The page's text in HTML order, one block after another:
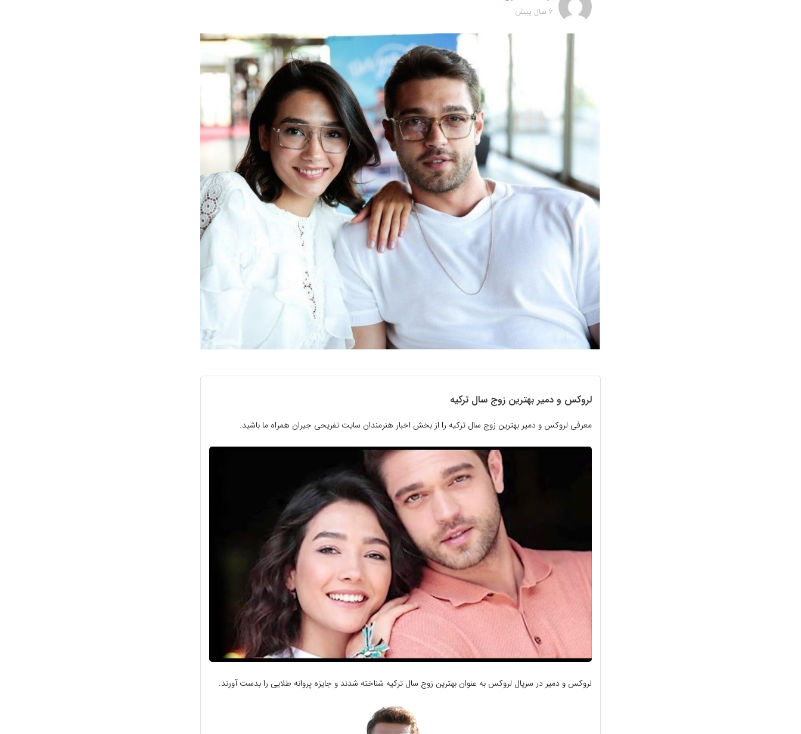
6 سال پیش
لروکس و دمیر بهترین زوج سال ترکیه
معرفی لروکس و دمیر بهترین زوج سال ترکیه را از بخش اخبار هنرمندان سایت تفریحی جیران همراه ما باشید.
لروکس و دمیر در سریال لروکس به عنوان بهترین زوج سال ترکیه شناخته شدند و جایزه پروانه طلایی را بدست آورند.